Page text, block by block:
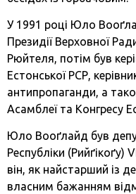
У 1991 році Юло
Президії Верховної
Рюйтеля, потім був
Естонської РСР,
антипропаганди, а
Асамблеї та Конгресу
Юло Вооґлайд був
Республіки (Рийґікоґу)
він, як найстарший із
власним бажанням